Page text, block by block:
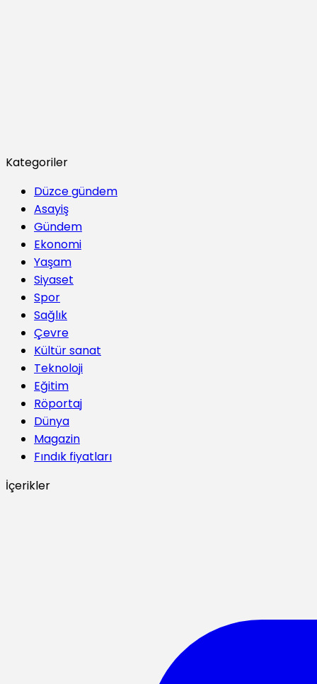
Kategoriler
Düzce gündem
Asayiş
Gündem
Ekonomi
Yaşam
Siyaset
Spor
Sağlık
Çevre
Kültür sanat
Teknoloji
Eğitim
Röportaj
Dünya
Magazin
Fındık fiyatları
İçerikler